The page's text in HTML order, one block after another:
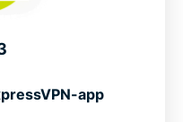
app